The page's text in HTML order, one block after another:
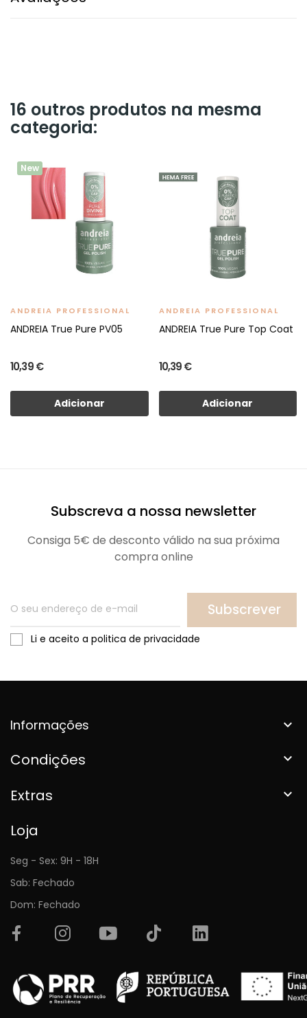
16 outros produtos na mesma
categoria:
New
ANDREIA PROFESSIONAL
ANDREIA True Pure PV05
10,39 €
Adicionar
ANDREIA PROFESSIONAL
ANDREIA True Pure Top Coat
10,39 €
Adicionar
Subscreva a nossa newsletter
Consiga 5€ de desconto válido na sua próxima
compra online
Subscrever
Li e aceito a politica de privacidade
Informações 
Condições 
Extras 
Loja
Seg - Sex: 9H - 18H
Sab: Fechado
Dom: Fechado